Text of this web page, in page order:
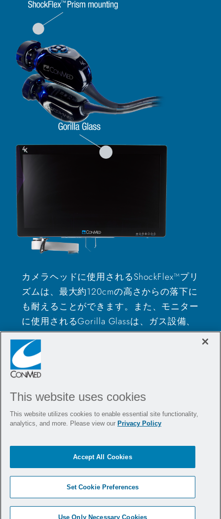
カメラヘッドに使用されるShockFlex™プリ
ズムは、最大約120cmの高さからの落下に
も耐えることができます。また、モニター
に使用されるGorilla Glassは、ガス設備、
手術室内の照明、または出入口のドアなど
の突起物による偶発的な損傷に対して高い
耐性を備えています。Gorilla Glassによ
り、画像の色に影響を与えうるスクリーン
保護カバーも不要になります。
This website uses cookies
This website utilizes cookies to enable essential site functionality,
analytics, and more. Please view our Privacy Policy
Set Cookie Preferences
Use Only Necessary Cookies
Accept All Cookies